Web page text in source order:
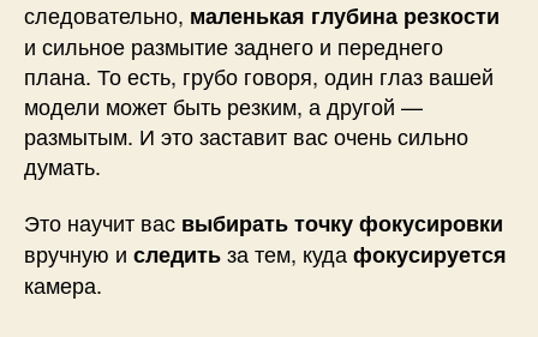
следовательно, маленькая глубина резкости
и сильное размытие заднего и переднего
плана. То есть, грубо говоря, один глаз вашей
модели может быть резким, а другой —
размытым. И это заставит вас очень сильно
думать.
Это научит вас выбирать точку фокусировки
вручную и следитьза тем, кудафокусируется
камера.